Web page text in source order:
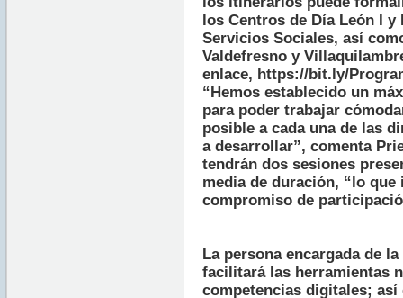
los Centros de Día León I
Servicios Sociales, así
Valdefresno y
enlace, https://bit.ly/
“Hemos establecido un
para poder trabajar
posible a cada una de las
a desarrollar”, comenta
tendrán dos sesiones
media de duración, “lo
compromiso de
La persona encargada de
facilitará las herramientas
competencias digitales;